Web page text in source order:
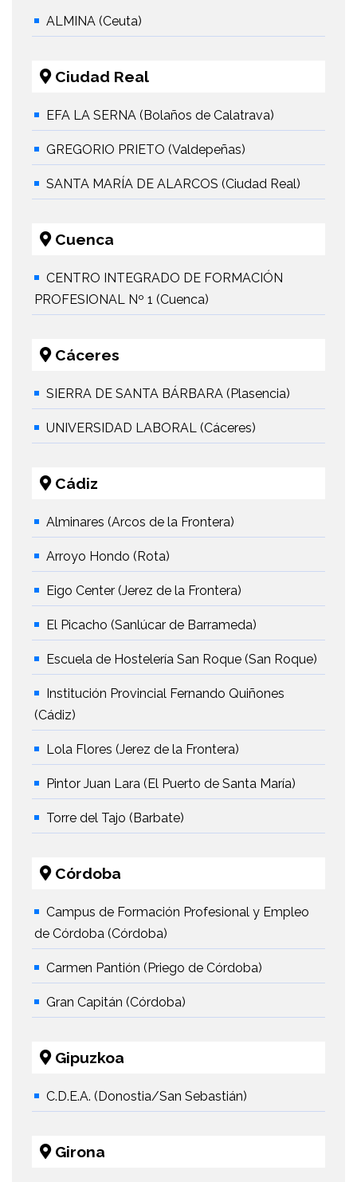
ALMINA (Ceuta)
Ciudad Real
EFA LA SERNA (Bolaños de Calatrava)
GREGORIO PRIETO (Valdepeñas)
SANTA MARÍA DE ALARCOS (Ciudad Real)
Cuenca
CENTRO INTEGRADO DE FORMACIÓN
PROFESIONAL Nº 1 (Cuenca)
Cáceres
SIERRA DE SANTA BÁRBARA (Plasencia)
UNIVERSIDAD LABORAL (Cáceres)
Cádiz
Alminares (Arcos de la Frontera)
Arroyo Hondo (Rota)
Eigo Center (Jerez de la Frontera)
El Picacho (Sanlúcar de Barrameda)
Escuela de Hostelería San Roque (San Roque)
Institución Provincial Fernando Quiñones
(Cádiz)
Lola Flores (Jerez de la Frontera)
Pintor Juan Lara (El Puerto de Santa María)
Torre del Tajo (Barbate)
Córdoba
Campus de Formación Profesional y Empleo
de Córdoba (Córdoba)
Carmen Pantión (Priego de Córdoba)
Gran Capitán (Córdoba)
Gipuzkoa
C.D.E.A. (Donostia/San Sebastián)
Girona